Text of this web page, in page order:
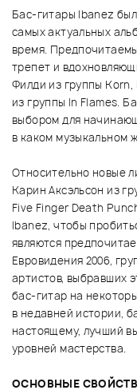
Бас-гитары Ibanez
самых актуальных
время.
трепет и
Филди из группы
из группы In Flames.
выбором для
в каком музыкальном
Относительно новые
Карин Аксэльсон из
Five Finger Death
Ibanez, чтобы
являются
Евровидения 2006,
артистов, выбравших
бас-гитар на
в недавней истории,
настоящему, лучший
уровней мастерства.
ОСНОВНЫЕ